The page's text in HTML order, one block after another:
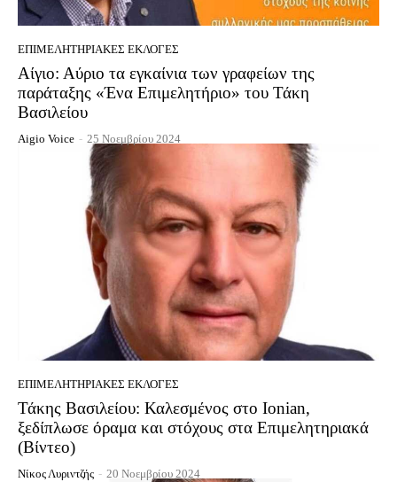
EΠΙΜΕΛΗΤΗΡΙΑΚΈΣ ΕΚΛΟΓΈΣ
Αίγιο: Αύριο τα εγκαίνια των γραφείων της
παράταξης «Ένα Επιμελητήριο» του Τάκη
Βασιλείου
Aigio Voice - 25 Νοεμβρίου 2024
EΠΙΜΕΛΗΤΗΡΙΑΚΈΣ ΕΚΛΟΓΈΣ
Τάκης Βασιλείου: Καλεσμένος στο Ionian,
ξεδίπλωσε όραμα και στόχους στα Επιμελητηριακά
(Βίντεο)
Νίκος Λυριντζής - 20 Νοεμβρίου 2024